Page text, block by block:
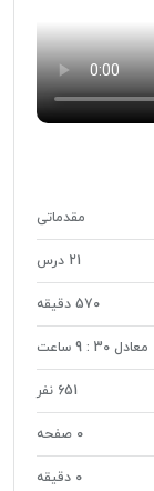
مقدماتی
21 درس
570 دقیقه
معادل 30 : 9 ساعت
651 نفر
0 صفحه
0 دقیقه